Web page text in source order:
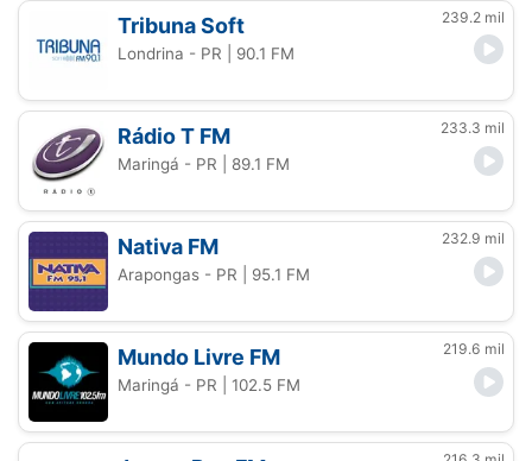
Tribuna Soft 239.2 mil
Londrina - PR | 90.1 FM
Rádio T FM 233.3 mil
Maringá - PR | 89.1 FM
Nativa FM 232.9 mil
Arapongas - PR | 95.1 FM
Mundo Livre FM 219.6 mil
Maringá - PR | 102.5 FM